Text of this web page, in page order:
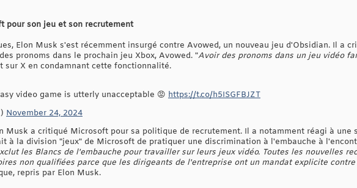
pour son jeu et son recrutement
Elon Musk s'est récemment insurgé contre Avowed, un nouveau jeu d'Obsidian. Il a
pronoms dans le prochain jeu Xbox, Avowed. "Avoir des pronoms dans un jeu vidéo
sur X en condamnant cette fonctionnalité.
video game is utterly unacceptable 😡 https://t.co/h5ISGFBJZT
November 24, 2024
Musk a critiqué Microsoft pour sa politique de recrutement. Il a notamment réagi à une
à la division "jeux" de Microsoft de pratiquer une discrimination à l'embauche à
les Blancs de l'embauche pour travailler sur leurs jeux vidéo. Toutes les nouvelles
non qualifiées parce que les dirigeants de l'entreprise ont un mandat explicite
repris par Elon Musk.